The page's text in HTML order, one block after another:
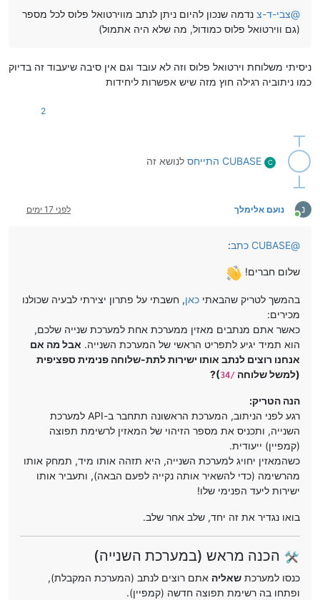
@צבי-ד-צ נדמה שנכון להיום ניתן לנתב מווירטואל פלוס לכל מספר
(גם ווירטואל פלוס כמודול, מה שלא היה אתמול)
ניסיתי משלוחת וירטואל פלוס וזה לא עובד וגם אין סיבה שיעבוד זה בדיוק
כמו ניתוביה רגילה חוץ מזה שיש אפשרות ליחידות
2
C
CUBASE התייחס לנושא זה
נ
מחובר
נועם אלימלך לפני 17 ימים
@
CUBASE כתב:
שלום חברים!
בהמשך לטריק שהבאתי כאן, חשבתי על פתרון יצירתי לבעיה שכולנו
מכירים:
כאשר אתם מנתבים מאזין ממערכת אחת למערכת שנייה שלכם,
הוא תמיד יגיע לתפריט הראשי של המערכת השנייה. אבל מה אם
אנחנו רוצים לנתב אותו ישירות לתת-שלוחה פנימית ספציפית
(למשל שלוחה /34
)?
הנה הטריק:
רגע לפני הניתוב, המערכת הראשונה תתחבר ב-API למערכת
השנייה, ותכניס את מספר הזיהוי של המאזין לרשימת תפוצה
(קמפיין) ייעודית.
כשהמאזין יחויג למערכת השנייה, היא תזהה אותו מיד, תמחק אותו
מהרשימה (כדי להשאיר אותה נקייה לפעם הבאה), ותעביר אותו
ישירות ליעד הפנימי שלו!
בואו נגדיר את זה יחד, שלב אחר שלב.
️ הכנה מראש (במערכת השנייה)
כנסו למערכת שאליה אתם רוצים לנתב (המערכת המקבלת),
ופתחו בה רשימת תפוצה חדשה (קמפיין).